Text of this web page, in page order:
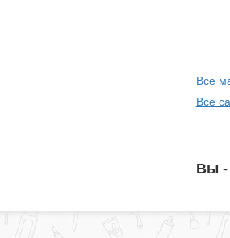
Все
Все
Вы -